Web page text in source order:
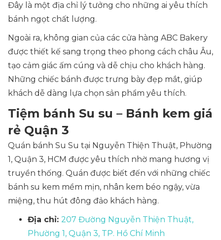
Đây là một địa chỉ lý tưởng cho những ai yêu thích
bánh ngọt chất lượng.
Ngoài ra, không gian của các cửa hàng ABC Bakery
được thiết kế sang trọng theo phong cách châu Âu,
tạo cảm giác ấm cúng và dễ chịu cho khách hàng.
Những chiếc bánh được trưng bày đẹp mắt, giúp
khách dễ dàng lựa chọn sản phẩm yêu thích.
Tiệm bánh Su su – Bánh kem giá
rẻ Quận 3
Quán bánh Su Su tại Nguyễn Thiện Thuật, Phường
1, Quận 3, HCM được yêu thích nhờ mang hương vị
truyền thống. Quán được biết đến với những chiếc
bánh su kem mềm mịn, nhân kem béo ngậy, vừa
miệng, thu hút đông đảo khách hàng.
Địa chỉ: 207 Đường Nguyễn Thiện Thuật,
Phường 1, Quận 3, TP. Hồ Chí Minh